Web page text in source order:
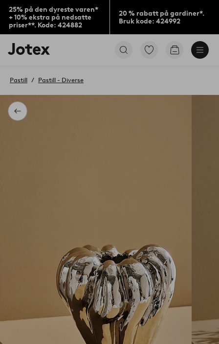
25% på den dyreste varen*
+ 10% ekstra på nedsatte
priser**. Kode: 424882
20 % rabatt på gardiner*.
Bruk kode: 424992
Jotex’
logo
til
Gå
Gå
Tilbake
Pastill Pastill - Diverse